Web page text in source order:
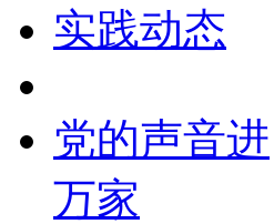
实践动态
党的声音进
万家